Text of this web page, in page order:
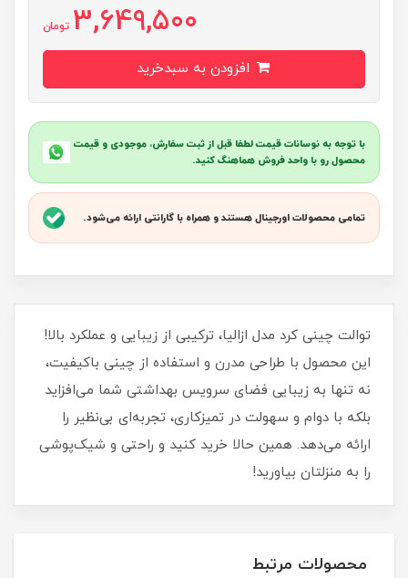
3,649,500 تومان
با توجه به نوسانات قیمت لطفا قبل از ثبت سفارش، موجودی و قیمت
محصول رو با واحد فروش هماهنگ کنید.
تمامی محصولات اورجینال هستند و همراه با گارانتی ارائه می‌شود.
توالت چینی کرد مدل ازالیا، ترکیبی از زیبایی و عملکرد بالا!
این محصول با طراحی مدرن و استفاده از چینی باکیفیت،
نه تنها به زیبایی فضای سرویس بهداشتی شما می‌افزاید
بلکه با دوام و سهولت در تمیزکاری، تجربه‌ای بی‌نظیر را
ارائه می‌دهد. همین حالا خرید کنید و راحتی و شیک‌پوشی
را به منزلتان بیاورید!
محصولات مرتبط